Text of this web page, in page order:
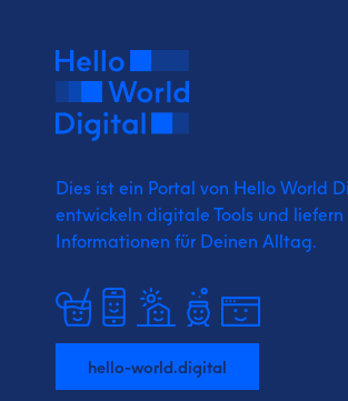
Dies ist ein Portal von Hello World
entwickeln digitale Tools und liefern
Informationen für Deinen Alltag.
hello-world.digital